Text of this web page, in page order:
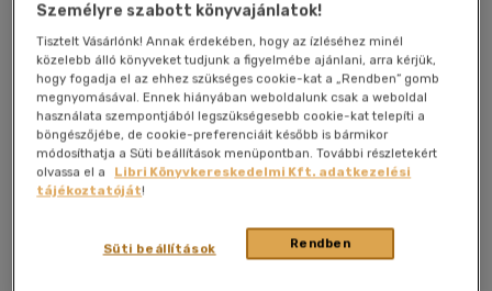
(1 vélemény)
Személyre szabott könyvajánlatok!
Tisztelt Vásárlónk! Annak érdekében, hogy az ízléséhez minél
közelebb álló könyveket tudjunk a figyelmébe ajánlani, arra kérjük,
hogy fogadja el az ehhez szükséges cookie-kat a „Rendben” gomb
megnyomásával. Ennek hiányában weboldalunk csak a weboldal
használata szempontjából legszükségesebb cookie-kat telepíti a
böngészőjébe, de cookie-preferenciáit később is bármikor
módosíthatja a Süti beállítások menüpontban. További részletekért
olvassa el a
Libri Könyvkereskedelmi Kft. adatkezelési
tájékoztatóját!
Rendben
Süti beállítások